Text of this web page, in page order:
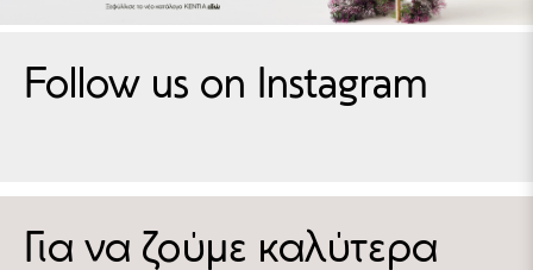
Follow us on Instagram
Για να ζούμε καλύτερα